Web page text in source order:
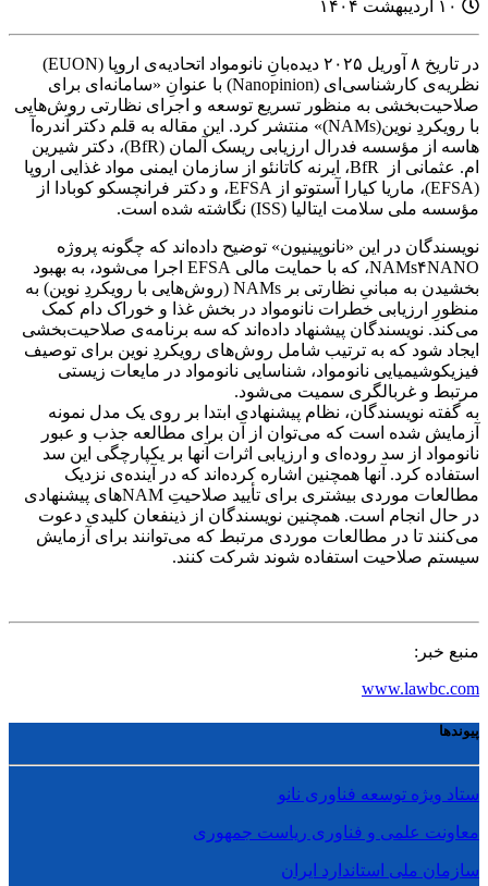
در تاریخ ۸ آوریل ۲۰۲۵ دیده‌بانِ نانومواد اتحادیه‌ی اروپا (EUON)
نظریه‌ی کارشناسی‌ای (Nanopinion) با عنوانِ «سامانه‌ای برای
صلاحیت‌بخشی به منظور تسریع توسعه و اجرای نظارتی روش‌هایی
با رویکردِ نوین(NAMs)» منتشر کرد. این مقاله به قلم دکتر آندره‌آ
هاسه از مؤسسه فدرال ارزیابی ریسک آلمان (BfR)، دکتر شیرین
ام. عثمانی از BfR، ایرنه کاتانئو از سازمان ایمنی مواد غذایی اروپا
(EFSA)، ماریا کیارا آستوتو از EFSA، و دکتر فرانچسکو کوبادا از
مؤسسه ملی سلامت ایتالیا (ISS) نگاشته شده است.
نویسندگان در این «نانوپینیون» توضیح داده‌اند که چگونه پروژه
NAMs۴NANO، که با حمایت مالی EFSA اجرا می‌شود، به بهبود
بخشیدن به مبانیِ نظارتی بر NAMs (روش‌هایی با رویکردِ نوین) به
منظورِ ارزیابی خطرات نانومواد در بخش غذا و خوراک دام کمک
می‌کند. نویسندگان پیشنهاد داده‌اند که سه برنامه‌ی صلاحیت‌بخشی
ایجاد شود که به ترتیب شامل روش‌های رویکردِ نوین برای توصیف
فیزیکوشیمیایی نانومواد، شناسایی نانومواد در مایعات زیستی
مرتبط و غربالگری سمیت می‌شود.
به گفته نویسندگان، نظام پیشنهادی ابتدا بر روی یک مدل نمونه
آزمایش شده است که می‌توان از آن برای مطالعه جذب و عبور
نانومواد از سد روده‌ای و ارزیابی اثرات آنها بر یکپارچگی این سد
استفاده کرد. آنها همچنین اشاره کرده‌اند که در آینده‌ی نزدیک
مطالعات موردی بیشتری برای تأیید صلاحیتِ NAMهای پیشنهادی
در حال انجام است. همچنین نویسندگان از ذینفعان کلیدی دعوت
می‌کنند تا در مطالعات موردی مرتبط که می‌توانند برای آزمایش
سیستم صلاحیت استفاده شوند شرکت کنند.
منبع خبر:
www.lawbc.com
پیوندها
ستاد ویژه توسعه فناوری نانو
معاونت علمی و فناوری ریاست جمهوری
سازمان ملی استاندارد ایران